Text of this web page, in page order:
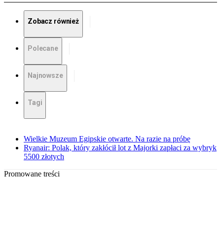
Zobacz również
Polecane
Najnowsze
Tagi
Wielkie Muzeum Egipskie otwarte. Na razie na próbę
Ryanair: Polak, który zakłócił lot z Majorki zapłaci za wybryk
5500 złotych
Promowane treści